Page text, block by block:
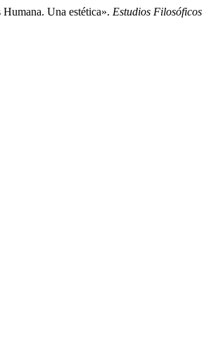
Una estética». Estudios Filosóficos